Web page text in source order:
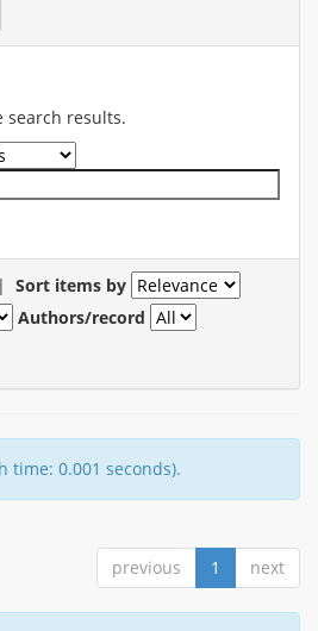
search results.
Sort items by
Authors/record
time: 0.001 seconds).
previous 1 next